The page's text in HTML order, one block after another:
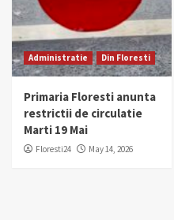
Administratie Din Floresti
Primaria Floresti anunta
restrictii de circulatie
Marti 19 Mai
Floresti24 May 14, 2026